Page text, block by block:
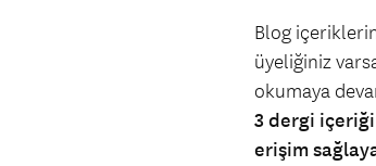
Blog
üyeliğiniz
okumaya
3 dergi içeriği
erişim